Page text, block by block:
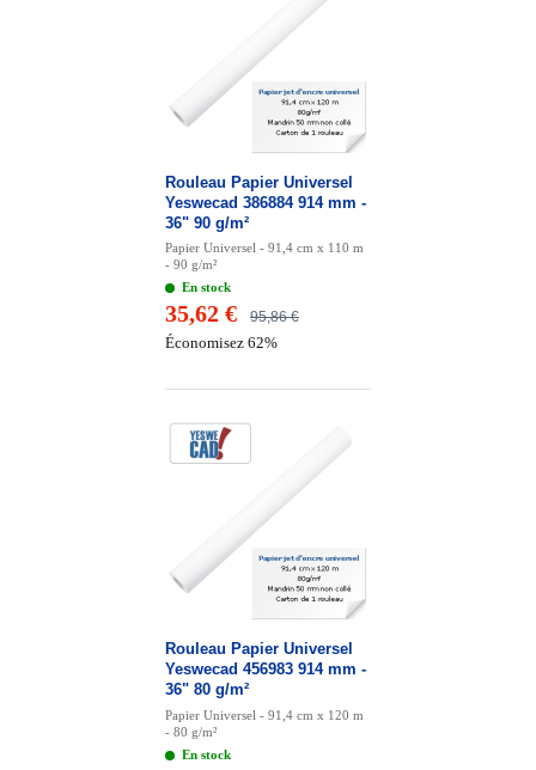
Rouleau Papier Universel
Yeswecad 386884 914 mm -
36" 90 g/m²
Papier Universel - 91,4 cm x 110 m
- 90 g/m²
En stock
95,86 €
35,62 €
Économisez 62%
Rouleau Papier Universel
Yeswecad 456983 914 mm -
36" 80 g/m²
Papier Universel - 91,4 cm x 120 m
- 80 g/m²
En stock